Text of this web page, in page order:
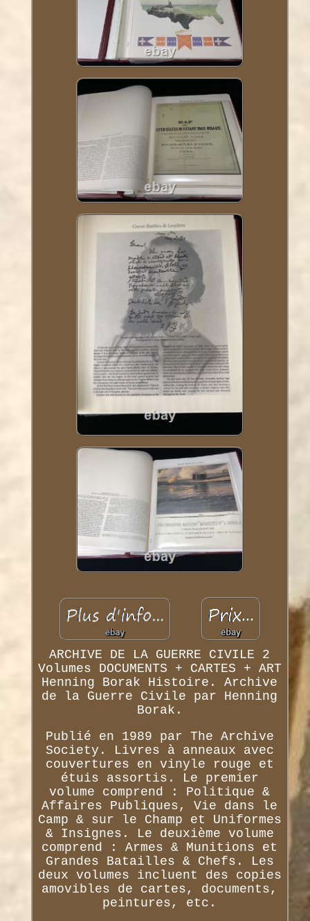
ARCHIVE DE LA GUERRE CIVILE 2
Volumes DOCUMENTS + CARTES + ART
Henning Borak Histoire. Archive
de la Guerre Civile par Henning
Borak.
Publié en 1989 par The Archive
Society. Livres à anneaux avec
couvertures en vinyle rouge et
étuis assortis. Le premier
volume comprend : Politique &
Affaires Publiques, Vie dans le
Camp & sur le Champ et Uniformes
& Insignes. Le deuxième volume
comprend : Armes & Munitions et
Grandes Batailles & Chefs. Les
deux volumes incluent des copies
amovibles de cartes, documents,
peintures, etc.